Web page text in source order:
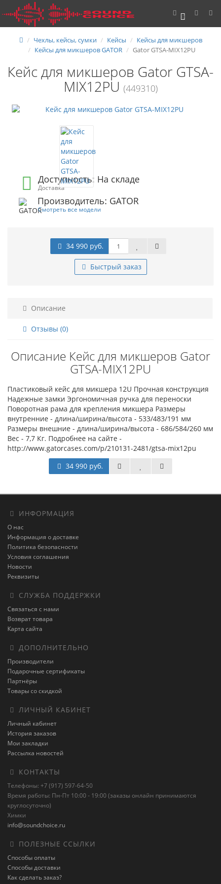
0
Чехлы, кейсы, сумки Кейсы
Кейсы для микшеров
Кейсы для микшеров GATOR
Gator GTSA-MIX12PU
Кейс для микшеров Gator GTSA-
MIX12PU (449310)
Доступность: На складе
Доставка
Производитель: GATOR
Смотреть все модели
34 990 руб.
Быстрый заказ
Описание
Отзывы (0)
Описание Кейс для микшеров Gator
GTSA-MIX12PU
Пластиковый кейс для микшера 12U Прочная конструкция
Надежные замки Эргономичная ручка для переноски
Поворотная рама для крепления микшера Размеры
внутренние - длина/ширина/высота - 533/483/191 мм
Размеры внешние - длина/ширина/высота - 686/584/260 мм
Вес - 7,7 Кг. Подробнее на сайте -
http://www.gatorcases.com/p/210131-2481/gtsa-mix12pu
34 990 руб.
ИНФОРМАЦИЯ
О нас
Информация о доставке
Политика безопасности
Условия соглашения
Новости
Реквизиты
СЛУЖБА ПОДДЕРЖКИ
Связаться с нами
Возврат товара
Карта сайта
ДОПОЛНИТЕЛЬНО
Производители
Подарочные сертификаты
Партнёры
Товары со скидкой
ЛИЧНЫЙ КАБИНЕТ
Личный кабинет
История заказов
Мои закладки
Рассылка новостей
КОНТАКТЫ
Телефоны: +7 (917) 597-64-50
Время работы: Пн-Пт 10:00 - 19:00 (заказы онлайн принимаются
круглосуточно)
Химки
info@soundchoice.ru
ПОЛЕЗНЫЕ ССЫЛКИ
Способы оплаты
Способы доставки
Как сделать заказ?